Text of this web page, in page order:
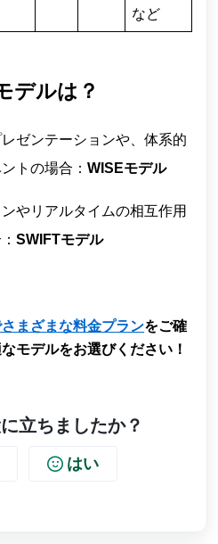
など
デルは？
ゼンテーションや、体系的
トの場合： WISEモデル
やリアルタイムの相互作用
SWIFTモデル
まざまな料金プランをご確
モデルをお選びください！
立ちましたか？
はい